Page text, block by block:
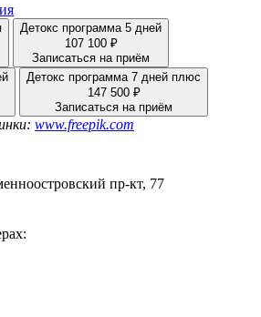
Детокс программа 5 дней
107 100 ₽
Записаться на приём
Детокс программа 7 дней плюс
147 500 ₽
Записаться на приём
www.freepik.com
пр-кт, 77